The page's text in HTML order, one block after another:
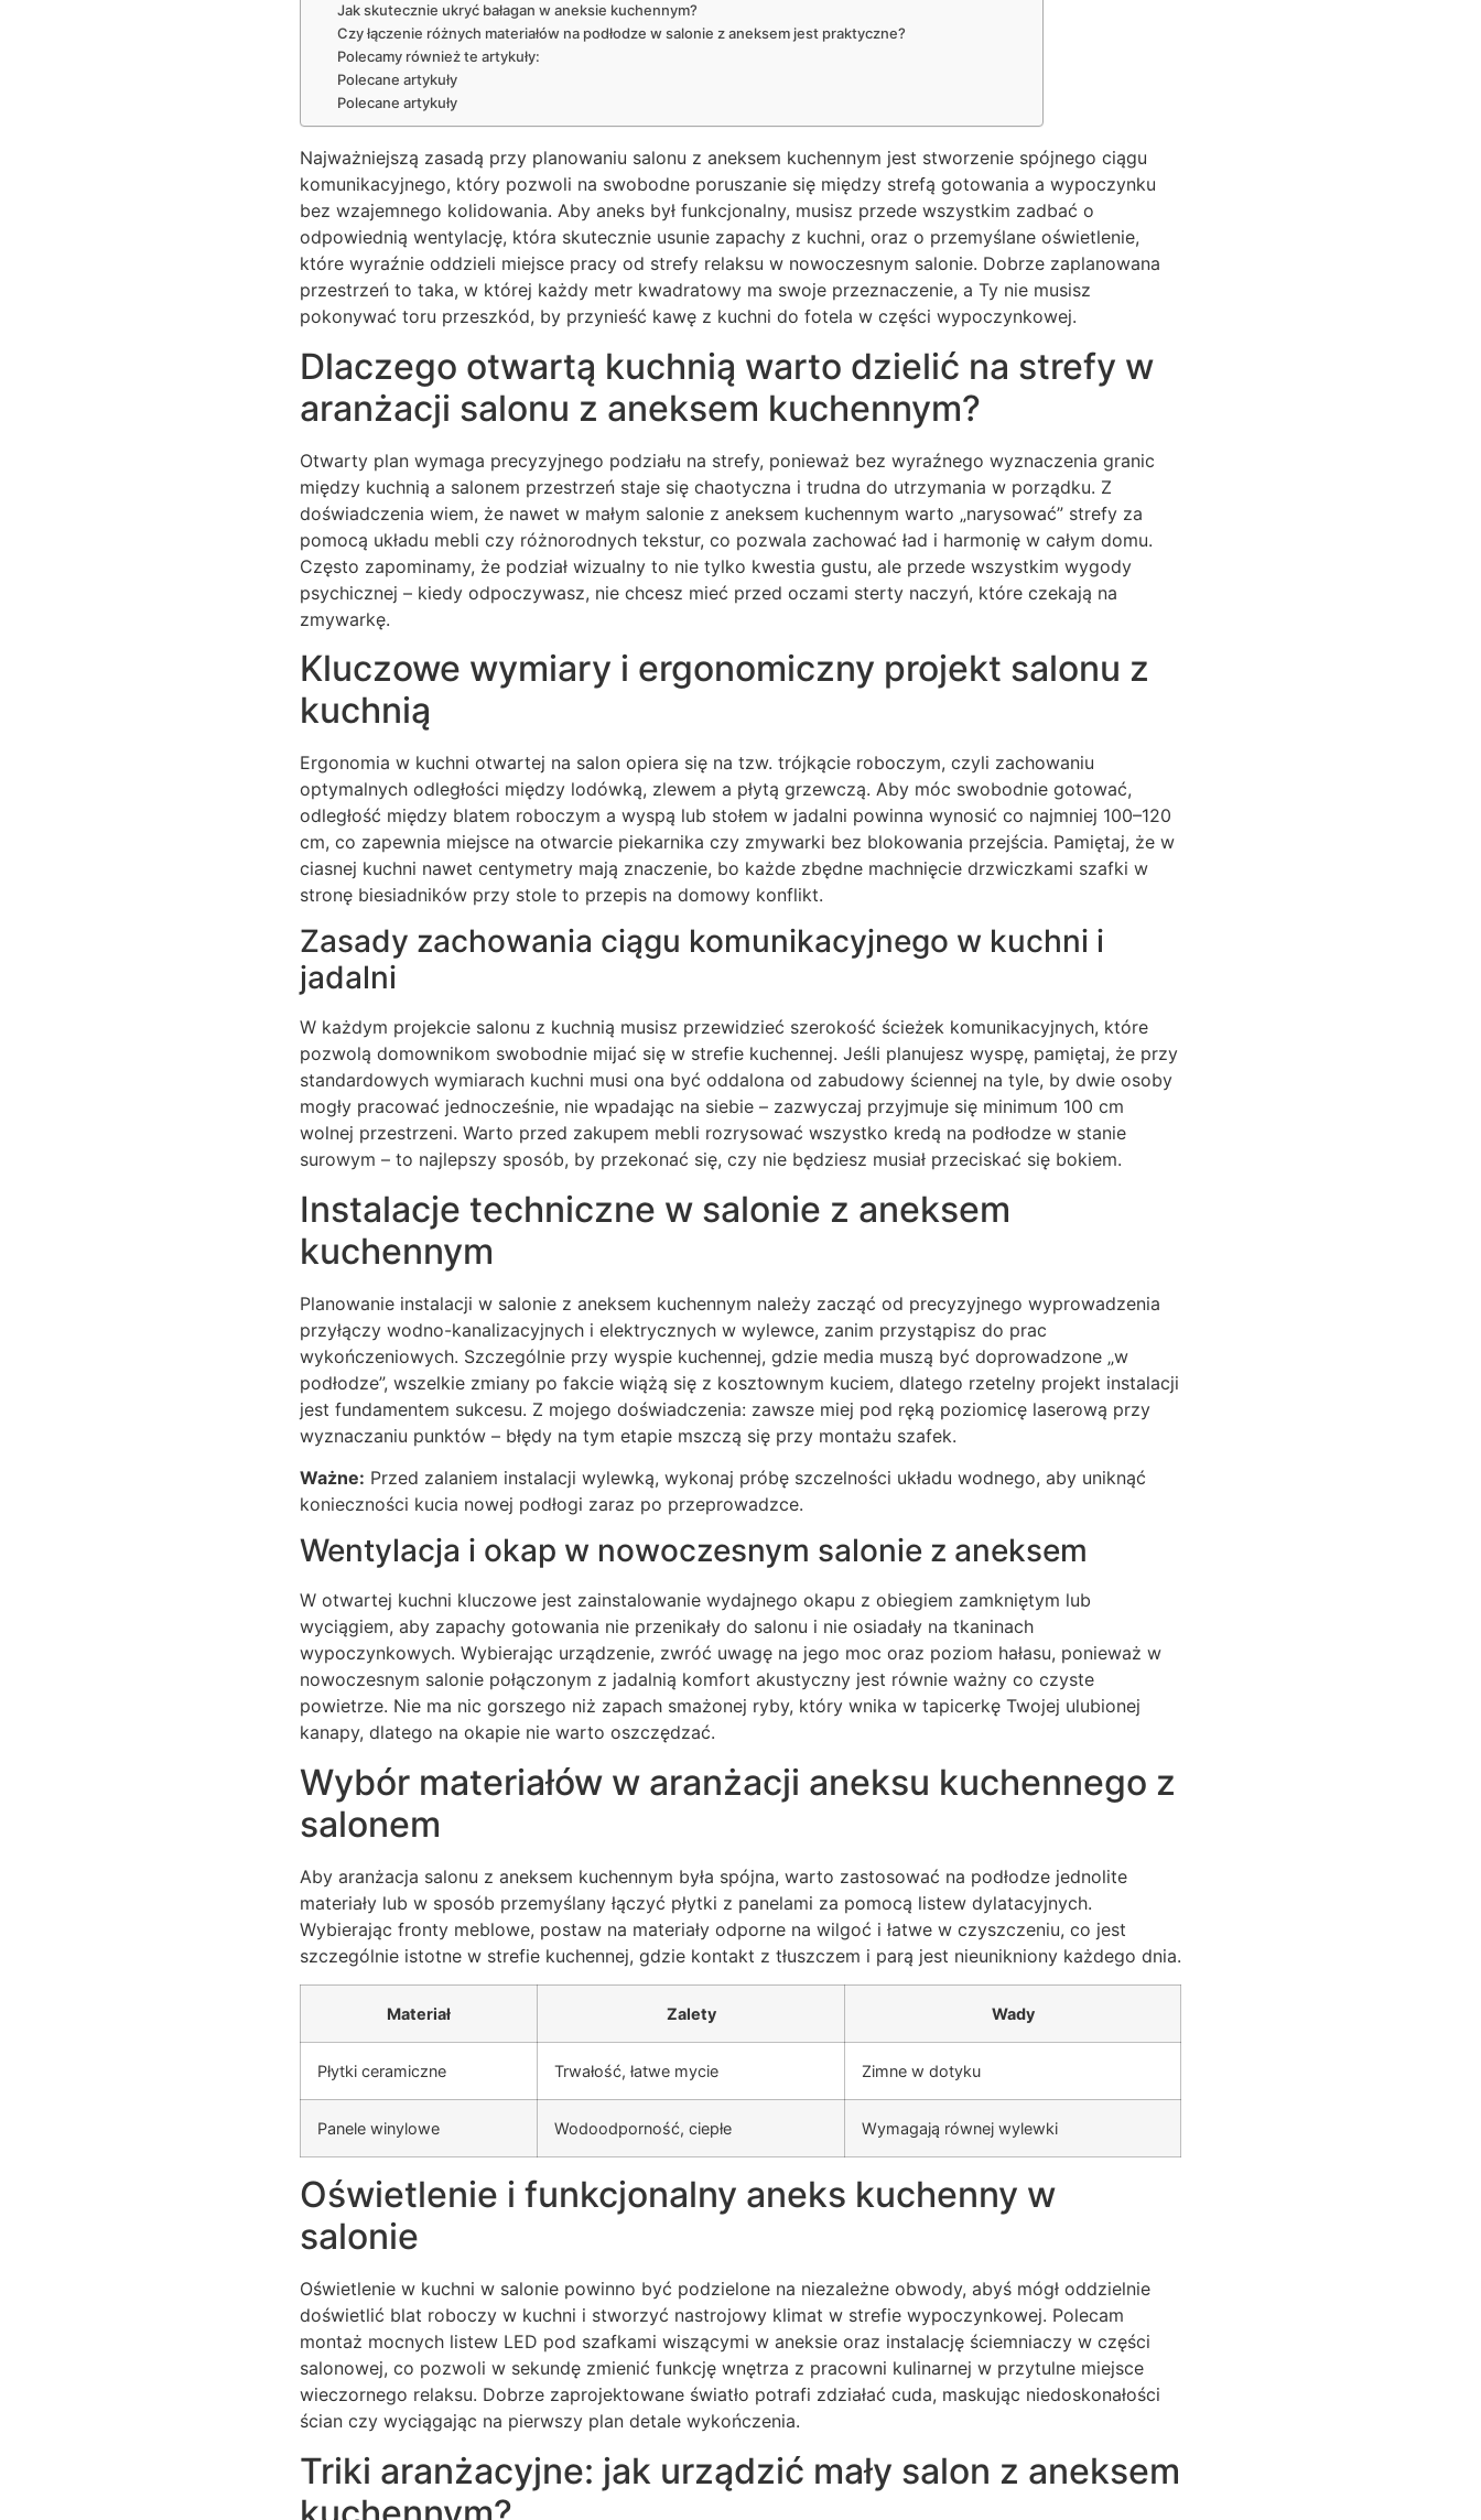
Jak skutecznie ukryć bałagan w aneksie kuchennym?
Czy łączenie różnych materiałów na podłodze w salonie z aneksem jest praktyczne?
Polecamy również te artykuły:
Polecane artykuły
Polecane artykuły
Najważniejszą zasadą przy planowaniu salonu z aneksem kuchennym jest stworzenie spójnego ciągu
komunikacyjnego, który pozwoli na swobodne poruszanie się między strefą gotowania a wypoczynku
bez wzajemnego kolidowania. Aby aneks był funkcjonalny, musisz przede wszystkim zadbać o
odpowiednią wentylację, która skutecznie usunie zapachy z kuchni, oraz o przemyślane oświetlenie,
które wyraźnie oddzieli miejsce pracy od strefy relaksu w nowoczesnym salonie. Dobrze zaplanowana
przestrzeń to taka, w której każdy metr kwadratowy ma swoje przeznaczenie, a Ty nie musisz
pokonywać toru przeszkód, by przynieść kawę z kuchni do fotela w części wypoczynkowej.
Dlaczego otwartą kuchnią warto dzielić na strefy w
aranżacji salonu z aneksem kuchennym?
Otwarty plan wymaga precyzyjnego podziału na strefy, ponieważ bez wyraźnego wyznaczenia granic
między kuchnią a salonem przestrzeń staje się chaotyczna i trudna do utrzymania w porządku. Z
doświadczenia wiem, że nawet w małym salonie z aneksem kuchennym warto „narysować” strefy za
pomocą układu mebli czy różnorodnych tekstur, co pozwala zachować ład i harmonię w całym domu.
Często zapominamy, że podział wizualny to nie tylko kwestia gustu, ale przede wszystkim wygody
psychicznej – kiedy odpoczywasz, nie chcesz mieć przed oczami sterty naczyń, które czekają na
zmywarkę.
Kluczowe wymiary i ergonomiczny projekt salonu z
kuchnią
Ergonomia w kuchni otwartej na salon opiera się na tzw. trójkącie roboczym, czyli zachowaniu
optymalnych odległości między lodówką, zlewem a płytą grzewczą. Aby móc swobodnie gotować,
odległość między blatem roboczym a wyspą lub stołem w jadalni powinna wynosić co najmniej 100–120
cm, co zapewnia miejsce na otwarcie piekarnika czy zmywarki bez blokowania przejścia. Pamiętaj, że w
ciasnej kuchni nawet centymetry mają znaczenie, bo każde zbędne machnięcie drzwiczkami szafki w
stronę biesiadników przy stole to przepis na domowy konflikt.
Zasady zachowania ciągu komunikacyjnego w kuchni i
jadalni
W każdym projekcie salonu z kuchnią musisz przewidzieć szerokość ścieżek komunikacyjnych, które
pozwolą domownikom swobodnie mijać się w strefie kuchennej. Jeśli planujesz wyspę, pamiętaj, że przy
standardowych wymiarach kuchni musi ona być oddalona od zabudowy ściennej na tyle, by dwie osoby
mogły pracować jednocześnie, nie wpadając na siebie – zazwyczaj przyjmuje się minimum 100 cm
wolnej przestrzeni. Warto przed zakupem mebli rozrysować wszystko kredą na podłodze w stanie
surowym – to najlepszy sposób, by przekonać się, czy nie będziesz musiał przeciskać się bokiem.
Instalacje techniczne w salonie z aneksem
kuchennym
Planowanie instalacji w salonie z aneksem kuchennym należy zacząć od precyzyjnego wyprowadzenia
przyłączy wodno-kanalizacyjnych i elektrycznych w wylewce, zanim przystąpisz do prac
wykończeniowych. Szczególnie przy wyspie kuchennej, gdzie media muszą być doprowadzone „w
podłodze”, wszelkie zmiany po fakcie wiążą się z kosztownym kuciem, dlatego rzetelny projekt instalacji
jest fundamentem sukcesu. Z mojego doświadczenia: zawsze miej pod ręką poziomicę laserową przy
wyznaczaniu punktów – błędy na tym etapie mszczą się przy montażu szafek.
Ważne: Przed zalaniem instalacji wylewką, wykonaj próbę szczelności układu wodnego, aby uniknąć
konieczności kucia nowej podłogi zaraz po przeprowadzce.
Wentylacja i okap w nowoczesnym salonie z aneksem
W otwartej kuchni kluczowe jest zainstalowanie wydajnego okapu z obiegiem zamkniętym lub
wyciągiem, aby zapachy gotowania nie przenikały do salonu i nie osiadały na tkaninach
wypoczynkowych. Wybierając urządzenie, zwróć uwagę na jego moc oraz poziom hałasu, ponieważ w
nowoczesnym salonie połączonym z jadalnią komfort akustyczny jest równie ważny co czyste
powietrze. Nie ma nic gorszego niż zapach smażonej ryby, który wnika w tapicerkę Twojej ulubionej
kanapy, dlatego na okapie nie warto oszczędzać.
Wybór materiałów w aranżacji aneksu kuchennego z
salonem
Aby aranżacja salonu z aneksem kuchennym była spójna, warto zastosować na podłodze jednolite
materiały lub w sposób przemyślany łączyć płytki z panelami za pomocą listew dylatacyjnych.
Wybierając fronty meblowe, postaw na materiały odporne na wilgoć i łatwe w czyszczeniu, co jest
szczególnie istotne w strefie kuchennej, gdzie kontakt z tłuszczem i parą jest nieunikniony każdego dnia.
Materiał Zalety Wady
Płytki ceramiczne Trwałość, łatwe mycie Zimne w dotyku
Panele winylowe Wodoodporność, ciepłe Wymagają równej wylewki
Oświetlenie i funkcjonalny aneks kuchenny w
salonie
Oświetlenie w kuchni w salonie powinno być podzielone na niezależne obwody, abyś mógł oddzielnie
doświetlić blat roboczy w kuchni i stworzyć nastrojowy klimat w strefie wypoczynkowej. Polecam
montaż mocnych listew LED pod szafkami wiszącymi w aneksie oraz instalację ściemniaczy w części
salonowej, co pozwoli w sekundę zmienić funkcję wnętrza z pracowni kulinarnej w przytulne miejsce
wieczornego relaksu. Dobrze zaprojektowane światło potrafi zdziałać cuda, maskując niedoskonałości
ścian czy wyciągając na pierwszy plan detale wykończenia.
Triki aranżacyjne: jak urządzić mały salon z aneksem